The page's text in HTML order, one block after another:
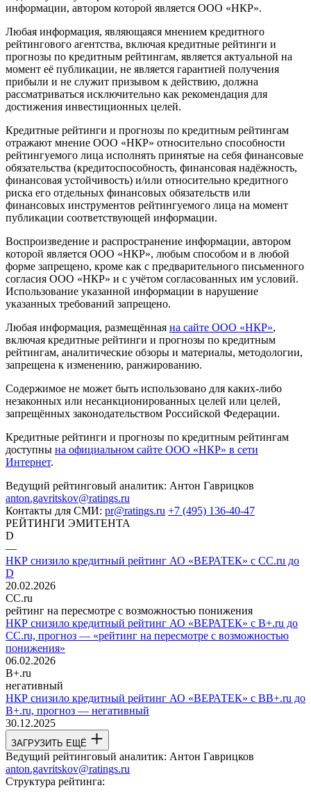
информации, автором которой является ООО «НКР».
Любая информация, являющаяся мнением кредитного
рейтингового агентства, включая кредитные рейтинги и
прогнозы по кредитным рейтингам, является актуальной на
момент её публикации, не является гарантией получения
прибыли и не служит призывом к действию, должна
рассматриваться исключительно как рекомендация для
достижения инвестиционных целей.
Кредитные рейтинги и прогнозы по кредитным рейтингам
отражают мнение ООО «НКР» относительно способности
рейтингуемого лица исполнять принятые на себя финансовые
обязательства (кредитоспособность, финансовая надёжность,
финансовая устойчивость) и/или относительно кредитного
риска его отдельных финансовых обязательств или
финансовых инструментов рейтингуемого лица на момент
публикации соответствующей информации.
Воспроизведение и распространение информации, автором
которой является ООО «НКР», любым способом и в любой
форме запрещено, кроме как с предварительного письменного
согласия ООО «НКР» и с учётом согласованных им условий.
Использование указанной информации в нарушение
указанных требований запрещено.
Любая информация, размещённая на сайте ООО «НКР»,
включая кредитные рейтинги и прогнозы по кредитным
рейтингам, аналитические обзоры и материалы, методологии,
запрещена к изменению, ранжированию.
Содержимое не может быть использовано для каких-либо
незаконных или несанкционированных целей или целей,
запрещённых законодательством Российской Федерации.
Кредитные рейтинги и прогнозы по кредитным рейтингам
доступны на официальном сайте ООО «НКР» в сети
Интернет.
Ведущий рейтинговый аналитик: Антон Гаврицков
anton.gavritskov@ratings.ru
Контакты для СМИ: pr@ratings.ru +7 (495) 136-40-47
РЕЙТИНГИ ЭМИТЕНТА
D
—
НКР снизило кредитный рейтинг АО «ВЕРАТЕК» с CC.ru до
D
20.02.2026
CC.ru
рейтинг на пересмотре с возможностью понижения
НКР снизило кредитный рейтинг АО «ВЕРАТЕК» с B+.ru до
CC.ru, прогноз — «рейтинг на пересмотре с возможностью
понижения»
06.02.2026
B+.ru
негативный
НКР снизило кредитный рейтинг АО «ВЕРАТЕК» с BB+.ru до
B+.ru, прогноз — негативный
30.12.2025
ЗАГРУЗИТЬ ЕЩЁ
Ведущий рейтинговый аналитик: Антон Гаврицков
anton.gavritskov@ratings.ru
Структура рейтинга: